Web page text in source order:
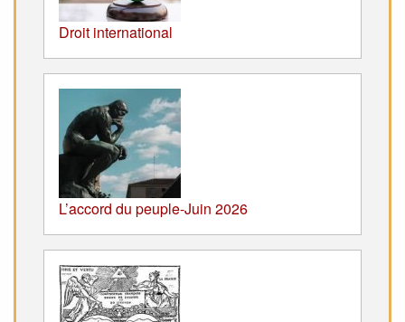
Droit international
L’accord du peuple-Juin 2026